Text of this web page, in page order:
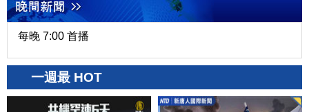
每晚 7:00 首播
一週最 HOT